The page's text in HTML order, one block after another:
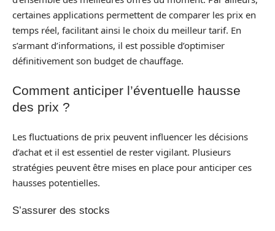
certaines applications permettent de comparer les prix en
temps réel, facilitant ainsi le choix du meilleur tarif. En
s’armant d’informations, il est possible d’optimiser
définitivement son budget de chauffage.
Comment anticiper l’éventuelle hausse
des prix ?
Les fluctuations de prix peuvent influencer les décisions
d’achat et il est essentiel de rester vigilant. Plusieurs
stratégies peuvent être mises en place pour anticiper ces
hausses potentielles.
S’assurer des stocks